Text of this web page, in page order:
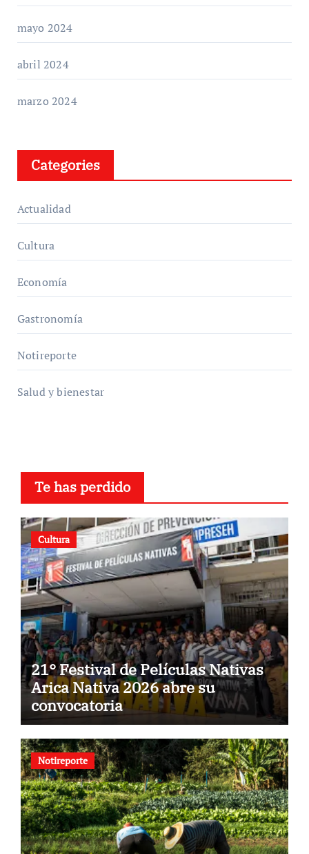
mayo 2024
abril 2024
marzo 2024
Categories
Actualidad
Cultura
Economía
Gastronomía
Notireporte
Salud y bienestar
Te has perdido
Cultura
21° Festival de Películas Nativas
Arica Nativa 2026 abre su
convocatoria
Notireporte